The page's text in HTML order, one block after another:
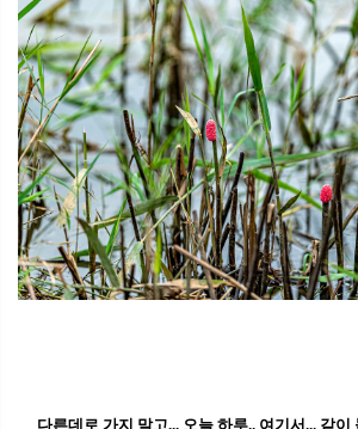
다른데로 가지 말고... 오늘 하루.. 여기서... 같